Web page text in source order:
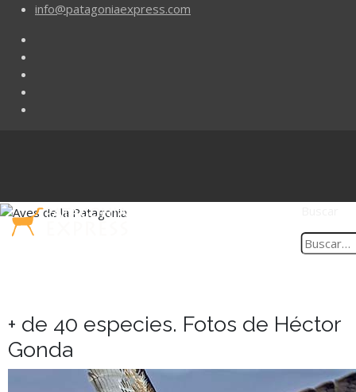
info@patagoniaexpress.com
+ de 40 especies. Fotos de Héctor
Gonda